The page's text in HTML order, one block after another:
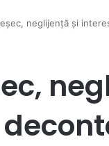
eșec, neglijență și